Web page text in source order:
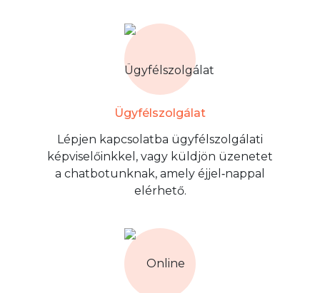
Ügyfélszolgálat
Lépjen kapcsolatba ügyfélszolgálati
képviselőinkkel, vagy küldjön üzenetet
a chatbotunknak, amely éjjel‑nappal
elérhető.